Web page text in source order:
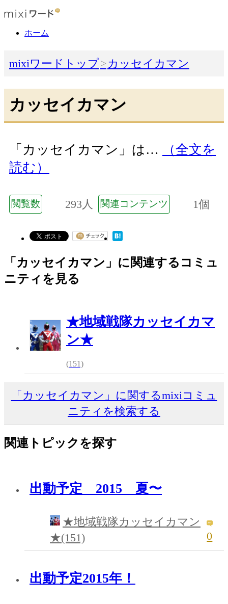
ホーム
mixiワードトップ カッセイカマン
カッセイカマン
「カッセイカマン」は…
（全文を
読む）
閲覧数 293人 関連コンテンツ 1個
「カッセイカマン」に関連するコミュ
ニティを見る
★地域戦隊カッセイカマ
ン★
(151)
「カッセイカマン」に関するmixiコミュ
ニティを検索する
関連トピックを探す
出動予定 2015 夏〜
★地域戦隊カッセイカマン
★(151)
0
出動予定2015年！